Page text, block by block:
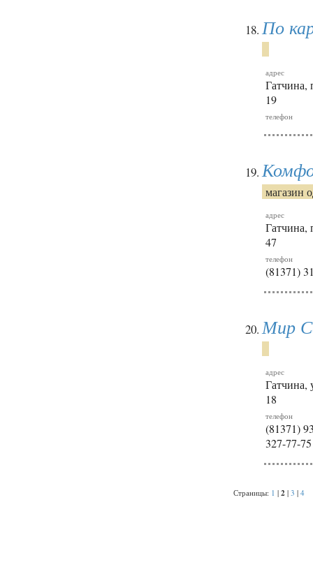
По
адрес
Гатчина,
19
телефон
магазин
адрес
Гатчина,
47
телефон
(81371)
Мир
адрес
Гатчина,
18
телефон
(81371)
327-77-75
Страницы: 1 | 2 | 3 | 4